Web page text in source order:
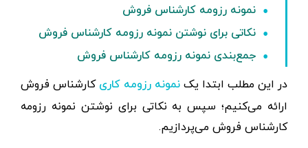
نمونه رزومه کارشناس فروش
نکاتی برای نوشتن نمونه رزومه کارشناس فروش
جمع‌بندی نمونه رزومه کارشناس فروش
در این مطلب ابتدا یک نمونه رزومه کاری کارشناس فروش
ارائه می‌کنیم؛ سپس به نکاتی برای نوشتن نمونه رزومه
کارشناس فروش می‌پردازیم.